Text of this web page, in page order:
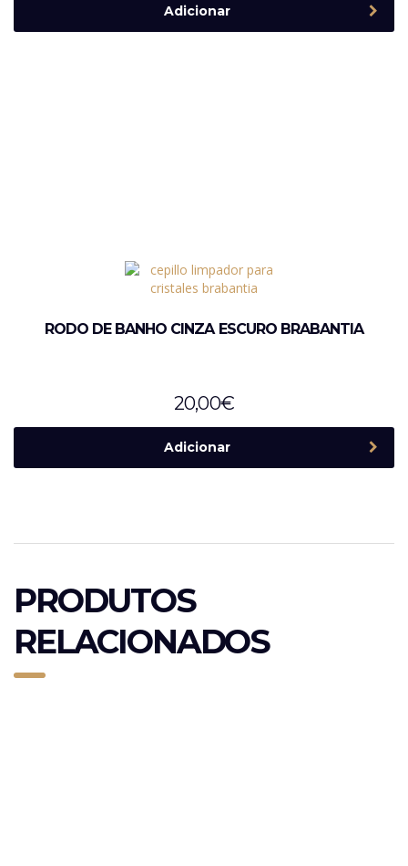
Adicionar
RODO DE BANHO CINZA ESCURO BRABANTIA
20,00€
Adicionar
PRODUTOS
RELACIONADOS